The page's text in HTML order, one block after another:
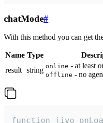
chatMode#
With this method you can get
Name Type
result string online - at least
offline - no
function